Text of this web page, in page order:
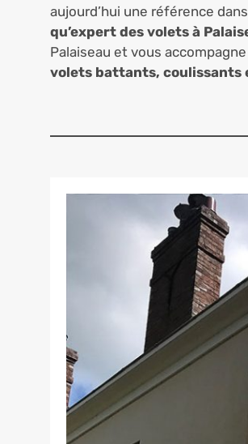
aujourd’hui une référence
qu’expert des volets à
Palaiseau et vous
volets battants, coulissants